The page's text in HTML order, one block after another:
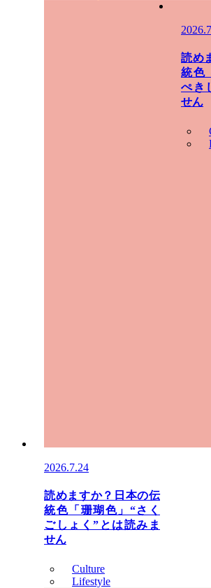
2026.7.24
読めますか？日本の伝
統色「珊瑚色」“さく
ごしょく”とは読みま
せん
Culture
Lifestyle
読め
統色
ぺき
せん